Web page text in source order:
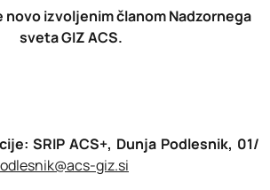
izvoljenim članom Nadzornega
sveta GIZ ACS.
SRIP ACS+, Dunja Podlesnik, 01/
giz.si